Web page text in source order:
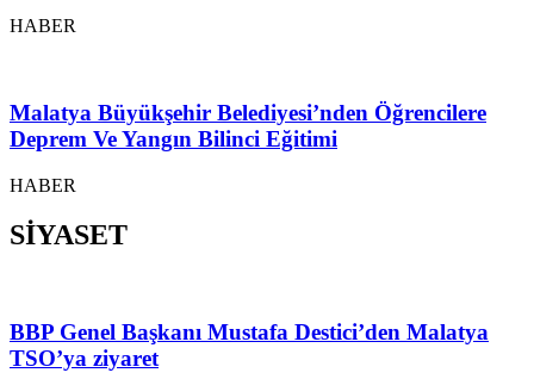
HABER
Malatya Büyükşehir Belediyesi’nden Öğrencilere
Deprem Ve Yangın Bilinci Eğitimi
HABER
SİYASET
BBP Genel Başkanı Mustafa Destici’den Malatya
TSO’ya ziyaret